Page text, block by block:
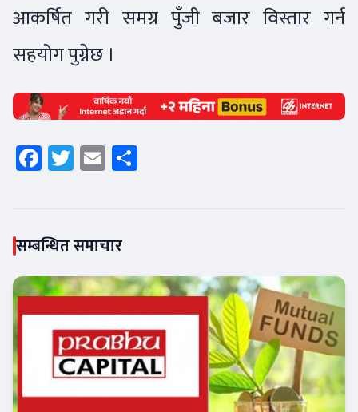
आकर्षित गरी समग्र पुँजी बजार विस्तार गर्न
सहयोग पुग्नेछ ।
Facebook
Twitter
Email
सम्बन्धित समाचार